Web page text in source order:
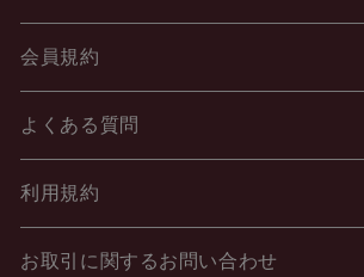
会員規約
よくある質問
利用規約
お取引に関するお問い合わせ